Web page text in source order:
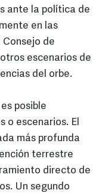
ante la política de
en las
de
escenarios de
del orbe.
posible
o escenarios. El
más profunda
terrestre
directo de
Un segundo